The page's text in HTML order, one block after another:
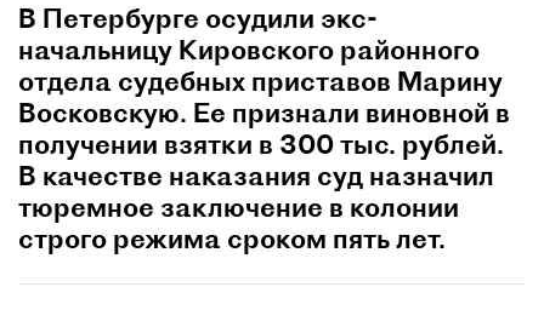
В Петербурге осудили экс-
начальницу Кировского районного
отдела судебных приставов Марину
Восковскую. Ее признали виновной в
получении взятки в 300 тыс. рублей.
В качестве наказания суд назначил
тюремное заключение в колонии
строго режима сроком пять лет.